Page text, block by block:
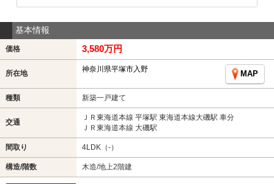
基本情報
価格 3,580万円
所在地 神奈川県平塚市入野
MAP
種類 新築一戸建て
交通
ＪＲ東海道本線 平塚駅 東海道本線大磯駅 車分
ＪＲ東海道本線 大磯駅
間取り 4LDK（-）
構造/階数 木造/地上2階建